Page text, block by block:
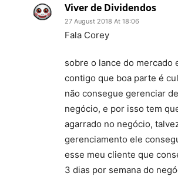
Viver de Dividendos
27 August 2018 At 18:06
Fala Corey
sobre o lance do mercado
contigo que boa parte é
não consegue gerenciar
negócio, e por isso tem
agarrado no negócio,
gerenciamento ele
esse meu cliente que
3 dias por semana do